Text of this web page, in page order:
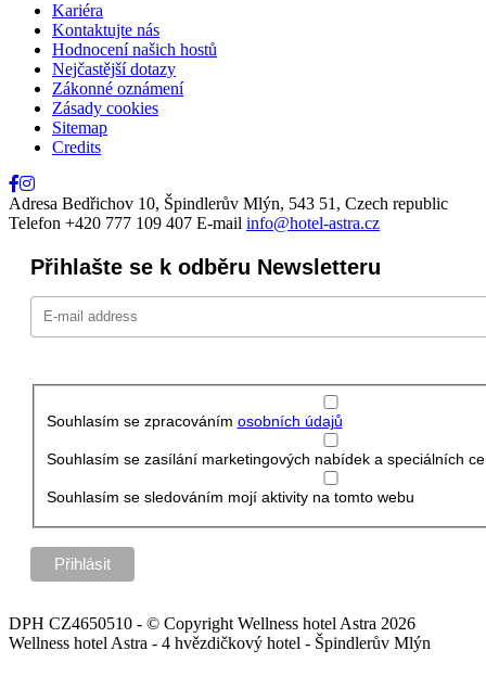
Kariéra
Kontaktujte nás
Hodnocení našich hostů
Nejčastější dotazy
Zákonné oznámení
Zásady cookies
Sitemap
Credits
Adresa Bedřichov 10, Špindlerův Mlýn, 543 51, Czech republic
Telefon +420 777 109 407 E-mail info@hotel-astra.cz
Přihlašte se k odběru Newsletteru
Souhlasím se zpracováním osobních údajů
Souhlasím se zasílání marketingových nabídek a speciálních
Souhlasím se sledováním mojí aktivity na tomto webu
DPH CZ4650510 - © Copyright Wellness hotel Astra 2026
Wellness hotel Astra - 4 hvězdičkový hotel - Špindlerův Mlýn